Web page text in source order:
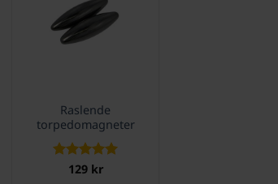
Raslende
torpedomagneter
Vurdert5
129 kr